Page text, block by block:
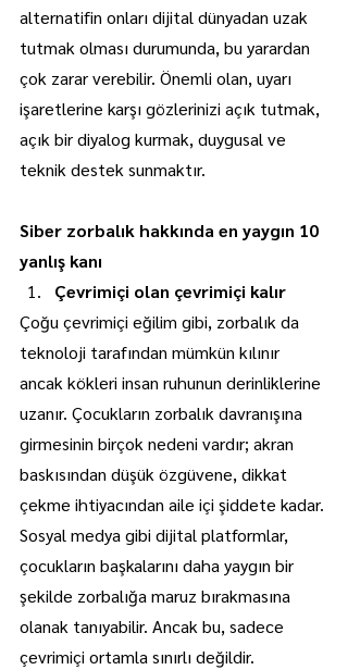
alternatifin onları dijital dünyadan uzak
tutmak olması durumunda, bu yarardan
çok zarar verebilir. Önemli olan, uyarı
işaretlerine karşı gözlerinizi açık tutmak,
açık bir diyalog kurmak, duygusal ve
teknik destek sunmaktır.
Siber zorbalık hakkında en yaygın 10
yanlış kanı
Çevrimiçi olan çevrimiçi kalır
Çoğu çevrimiçi eğilim gibi, zorbalık da
teknoloji tarafından mümkün kılınır
ancak kökleri insan ruhunun derinliklerine
uzanır. Çocukların zorbalık davranışına
girmesinin birçok nedeni vardır; akran
baskısından düşük özgüvene, dikkat
çekme ihtiyacından aile içi şiddete kadar.
Sosyal medya gibi dijital platformlar,
çocukların başkalarını daha yaygın bir
şekilde zorbalığa maruz bırakmasına
olanak tanıyabilir. Ancak bu, sadece
çevrimiçi ortamla sınırlı değildir.